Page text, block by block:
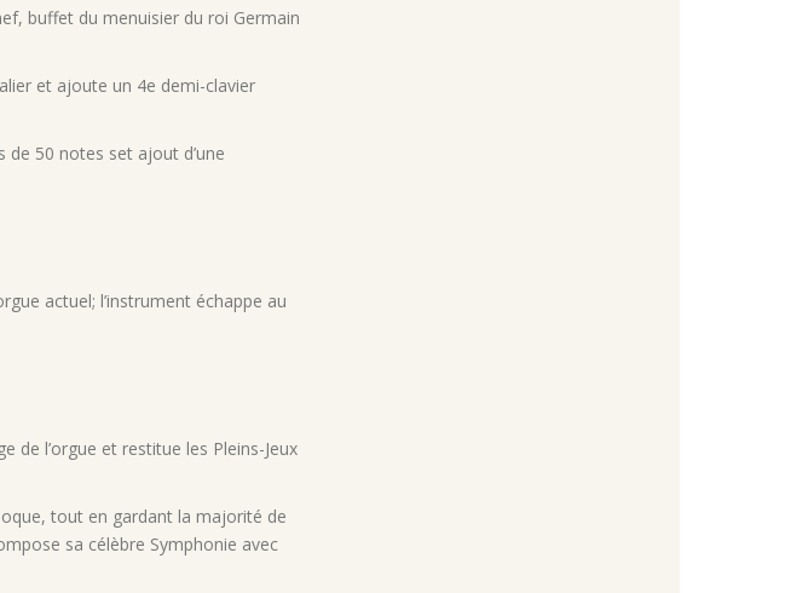
buffet du menuisier du roi Germain
et ajoute un 4e demi-clavier
de 50 notes set ajout d’une
actuel; l’instrument échappe au
de l’orgue et restitue les Pleins-Jeux
tout en gardant la majorité de
sa célèbre Symphonie avec